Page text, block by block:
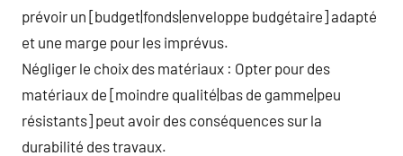
prévoir un [budget|fonds|enveloppe budgétaire] adapté
et une marge pour les imprévus.
Négliger le choix des matériaux : Opter pour des
matériaux de [moindre qualité|bas de gamme|peu
résistants] peut avoir des conséquences sur la
durabilité des travaux.